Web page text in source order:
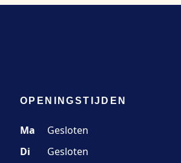
OPENINGSTIJDEN
Ma
Gesloten
Di
Gesloten